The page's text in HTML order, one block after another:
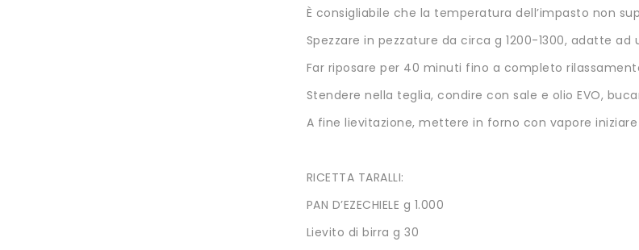
È consigliabile che la temperatura dell’impasto non
Spezzare in pezzature da circa g 1200-1300, adatte
Far riposare per 40 minuti fino a completo
Stendere nella teglia, condire con sale e olio EVO,
A fine lievitazione, mettere in forno con vapore
RICETTA TARALLI:
PAN D’EZECHIELE g 1.000
Lievito di birra g 30